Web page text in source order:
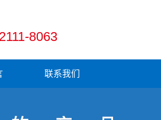
8063
联系我们